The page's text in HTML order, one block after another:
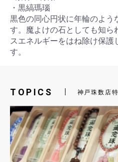
・黒縞瑪瑙
黒色の同心円状に年輪のよう
す。魔よけの石としても知ら
スエネルギーをはね除け保護
す。
TOPICS 神戸珠数店